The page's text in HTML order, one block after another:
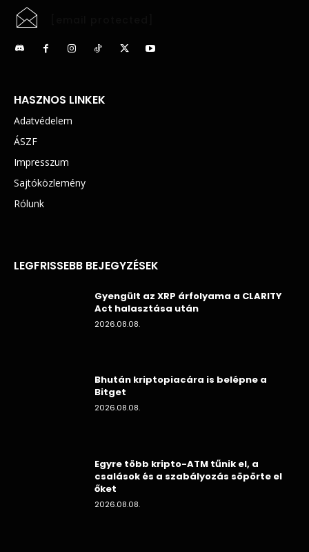
HASZNOS LINKEK
Adatvédelem
ÁSZF
Impresszum
Sajtóközlemény
Rólunk
LEGFRISSEBB BEJEGYZÉSEK
Gyengült az XRP árfolyama a CLARITY
Act halasztása után
2026.08.08.
Bhután kriptopiacára is belépne a
Bitget
2026.08.08.
Egyre több kripto-ATM tűnik el, a
csalások és a szabályozás söpörte el
őket
2026.08.08.